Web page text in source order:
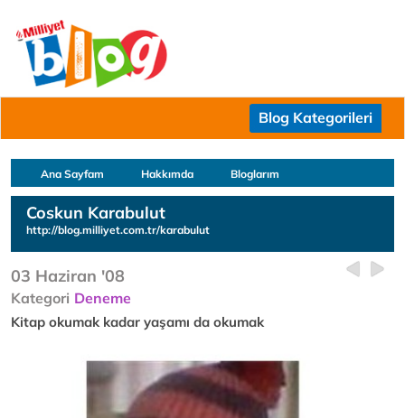
Blog Kategorileri
Ana Sayfam Hakkımda Bloglarım
Coskun Karabulut
http://blog.milliyet.com.tr/karabulut
03 Haziran '08
Kategori Deneme
Kitap okumak kadar yaşamı da okumak